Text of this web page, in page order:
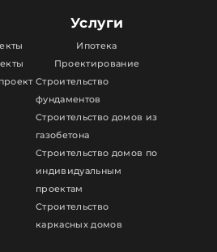
Услуги
Ипотека
Проектирование
Строительство
фундаментов
Строительство домов из
газобетона
Строительство домов по
индивидуальным
проектам
Строительство
каркасных домов